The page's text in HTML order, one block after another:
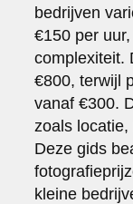
editorial
travel
commercial
fashion
contact
about
bedrijven
€150 per
complexiteit.
€800, terwijl
vanaf €300.
zoals
Deze gids
kleine